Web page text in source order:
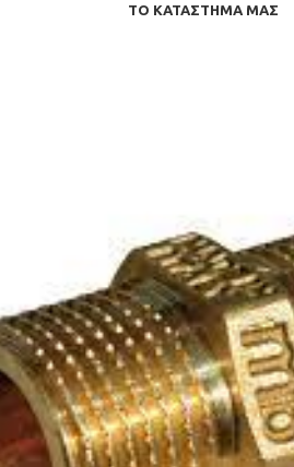
ΤΟ ΚΑΤΆΣΤΗΜΑ ΜΑΣ